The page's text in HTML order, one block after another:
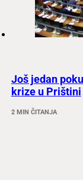
Još jedan
krize u Prištini
2 MIN ČITANJA